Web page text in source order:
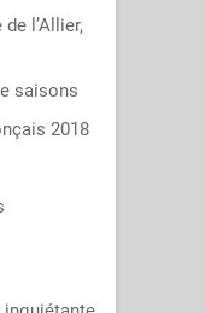
l’Allier,
saisons
2018